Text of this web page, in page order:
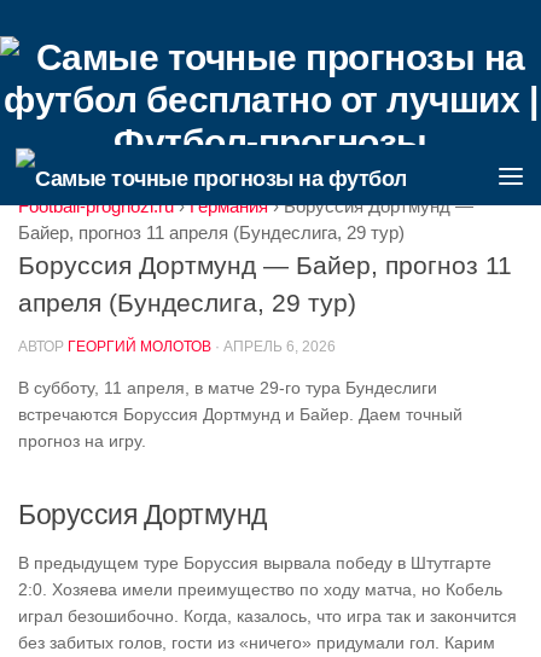
Football-prognozi.ru › Германия › Боруссия Дортмунд —
Байер, прогноз 11 апреля (Бундеслига, 29 тур)
Боруссия Дортмунд — Байер, прогноз 11
апреля (Бундеслига, 29 тур)
АВТОР ГЕОРГИЙ МОЛОТОВ · АПРЕЛЬ 6, 2026
В субботу, 11 апреля, в матче 29-го тура Бундеслиги
встречаются Боруссия Дортмунд и Байер. Даем точный
прогноз на игру.
Боруссия Дортмунд
В предыдущем туре Боруссия вырвала победу в Штутгарте
2:0. Хозяева имели преимущество по ходу матча, но Кобель
играл безошибочно. Когда, казалось, что игра так и закончится
без забитых голов, гости из «ничего» придумали гол. Карим